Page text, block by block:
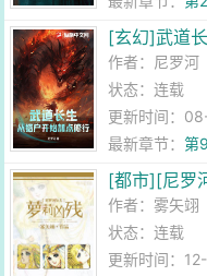
[玄幻]武道
作者： 尼罗河
状态：连载
更新时间：
最新章节：第
[都市][尼罗
作者：雾矢翊
状态：连载
更新时间：